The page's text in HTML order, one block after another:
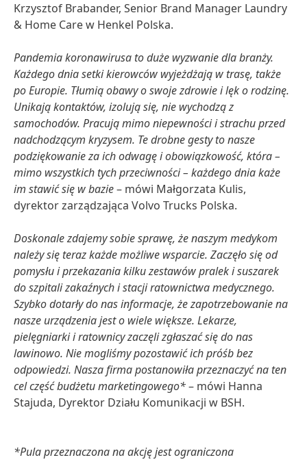
Krzysztof Brabander, Senior Brand Manager Laundry
& Home Care w Henkel Polska.
Pandemia koronawirusa to duże wyzwanie dla branży.
Każdego dnia setki kierowców wyjeżdżają w trasę, także
po Europie. Tłumią obawy o swoje zdrowie i lęk o rodzinę.
Unikają kontaktów, izolują się, nie wychodzą z
samochodów. Pracują mimo niepewności i strachu przed
nadchodzącym kryzysem. Te drobne gesty to nasze
podziękowanie za ich odwagę i obowiązkowość, która –
mimo wszystkich tych przeciwności – każdego dnia każe
im stawić się w bazie– mówi Małgorzata Kulis,
dyrektor zarządzająca Volvo Trucks Polska.
Doskonale zdajemy sobie sprawę, że naszym medykom
należy się teraz każde możliwe wsparcie. Zaczęło się od
pomysłu i przekazania kilku zestawów pralek i suszarek
do szpitali zakaźnych i stacji ratownictwa medycznego.
Szybko dotarły do nas informacje, że zapotrzebowanie na
nasze urządzenia jest o wiele większe. Lekarze,
pielęgniarki i ratownicy zaczęli zgłaszać się do nas
lawinowo. Nie mogliśmy pozostawić ich próśb bez
odpowiedzi. Nasza firma postanowiła przeznaczyć na ten
cel część budżetu marketingowego*– mówi Hanna
Stajuda, Dyrektor Działu Komunikacji w BSH.
*Pula przeznaczona na akcję jest ograniczona